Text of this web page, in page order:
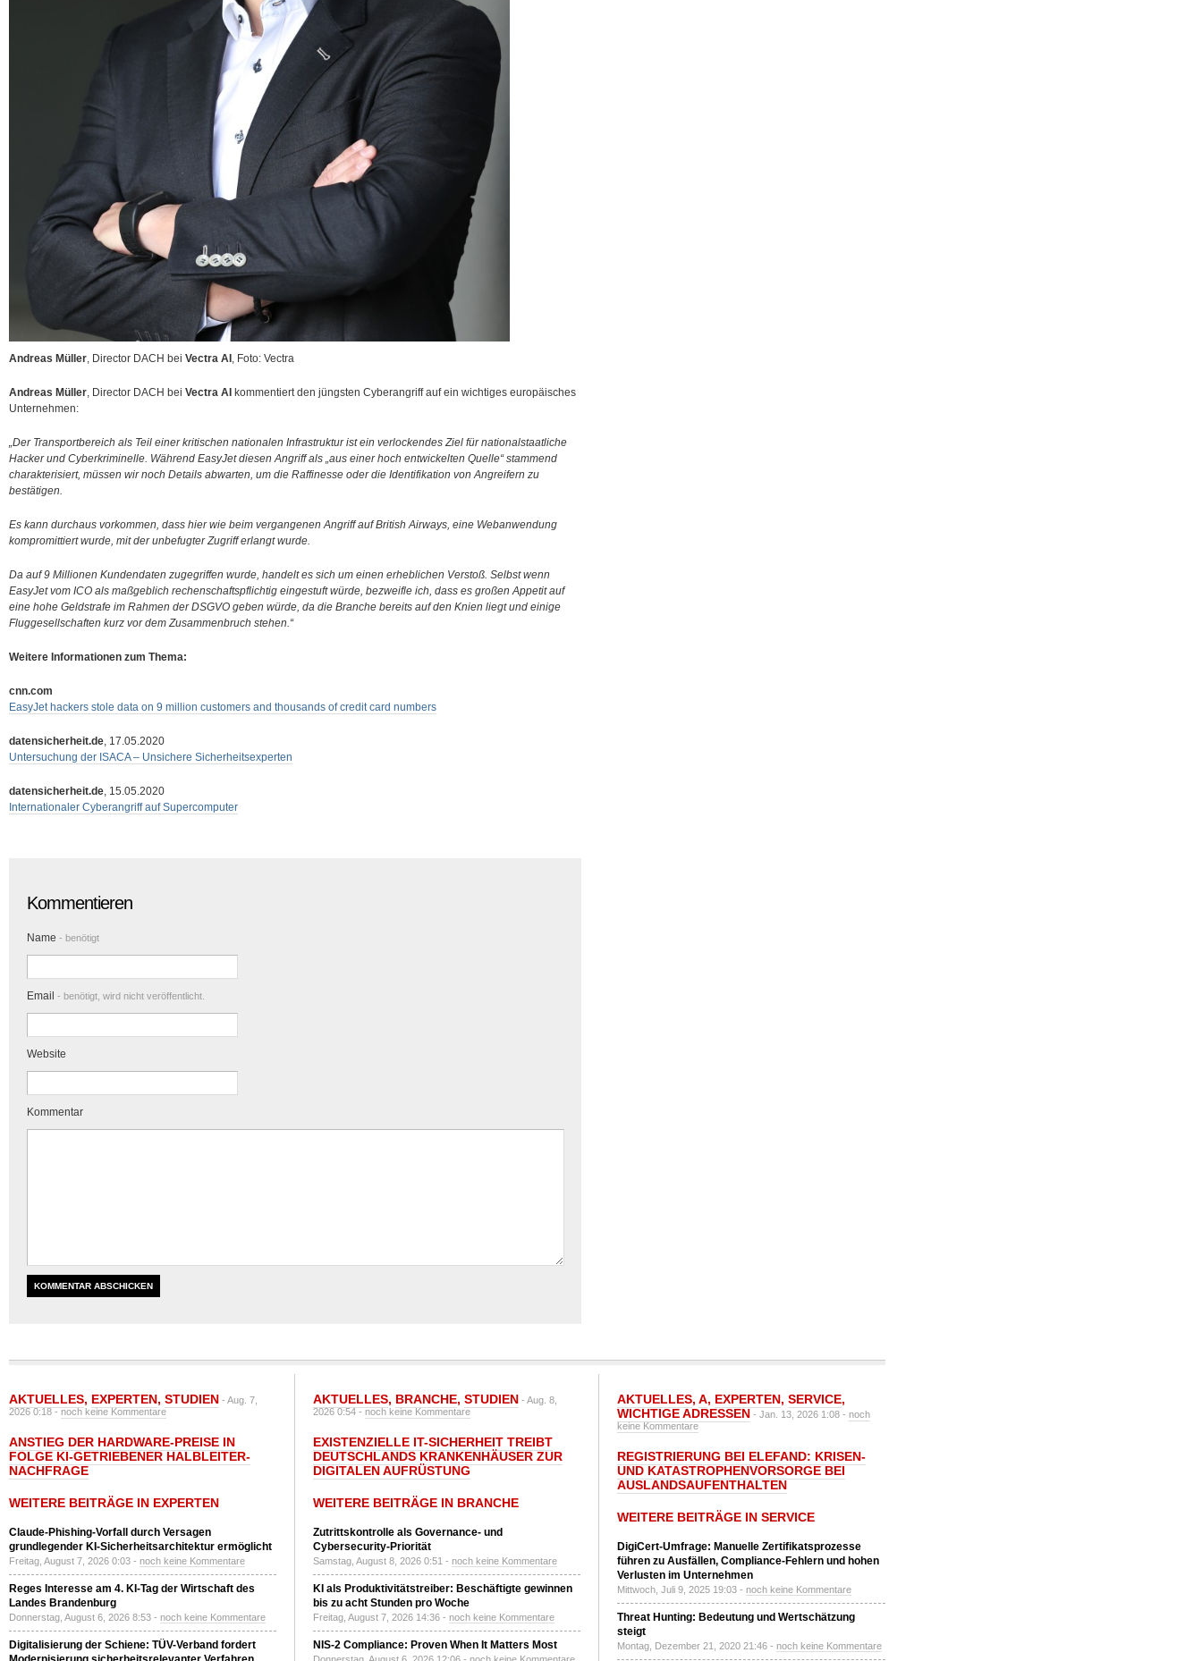
Andreas Müller, Director DACH bei Vectra AI , Foto: Vectra
Andreas Müller, Director DACH bei Vectra AI kommentiert den jüngsten Cyberangriff auf ein wichtiges europäisches
Unternehmen:
„Der Transportbereich als Teil einer kritischen nationalen Infrastruktur ist ein verlockendes Ziel für nationalstaatliche
Hacker und Cyberkriminelle. Während EasyJet diesen Angriff als „aus einer hoch entwickelten Quelle“ stammend
charakterisiert, müssen wir noch Details abwarten, um die Raffinesse oder die Identifikation von Angreifern zu
bestätigen.
Es kann durchaus vorkommen, dass hier wie beim vergangenen Angriff auf British Airways, eine Webanwendung
kompromittiert wurde, mit der unbefugter Zugriff erlangt wurde.
Da auf 9 Millionen Kundendaten zugegriffen wurde, handelt es sich um einen erheblichen Verstoß. Selbst wenn
EasyJet vom ICO als maßgeblich rechenschaftspflichtig eingestuft würde, bezweifle ich, dass es großen Appetit auf
eine hohe Geldstrafe im Rahmen der DSGVO geben würde, da die Branche bereits auf den Knien liegt und einige
Fluggesellschaften kurz vor dem Zusammenbruch stehen.“
Weitere Informationen zum Thema:
cnn.com
EasyJet hackers stole data on 9 million customers and thousands of credit card numbers
datensicherheit.de, 17.05.2020
Untersuchung der ISACA – Unsichere Sicherheitsexperten
datensicherheit.de, 15.05.2020
Internationaler Cyberangriff auf Supercomputer
Kommentieren
Name - benötigt
Email - benötigt, wird nicht veröffentlicht.
Website
Kommentar
AKTUELLES, EXPERTEN, STUDIEN - Aug. 7,
2026 0:18 -noch keine Kommentare
ANSTIEG DER HARDWARE-PREISE IN
FOLGE KI-GETRIEBENER HALBLEITER-
NACHFRAGE
WEITERE BEITRÄGE IN EXPERTEN
Claude-Phishing-Vorfall durch Versagen
grundlegender KI-Sicherheitsarchitektur ermöglicht
Freitag, August 7, 2026 0:03 - noch keine Kommentare
Reges Interesse am 4. KI-Tag der Wirtschaft des
Landes Brandenburg
Donnerstag, August 6, 2026 8:53 - noch keine Kommentare
Digitalisierung der Schiene: TÜV-Verband fordert
AKTUELLES, BRANCHE, STUDIEN - Aug. 8,
2026 0:54 -noch keine Kommentare
EXISTENZIELLE IT-SICHERHEIT TREIBT
DEUTSCHLANDS KRANKENHÄUSER ZUR
DIGITALEN AUFRÜSTUNG
WEITERE BEITRÄGE IN BRANCHE
Zutrittskontrolle als Governance- und
Cybersecurity-Priorität
Samstag, August 8, 2026 0:51 - noch keine Kommentare
KI als Produktivitätstreiber: Beschäftigte gewinnen
bis zu acht Stunden pro Woche
Freitag, August 7, 2026 14:36 - noch keine Kommentare
NIS-2 Compliance: Proven When It Matters Most
AKTUELLES, A, EXPERTEN, SERVICE,
WICHTIGE ADRESSEN - Jan. 13, 2026 1:08 - noch
keine Kommentare
REGISTRIERUNG BEI ELEFAND: KRISEN-
UND KATASTROPHENVORSORGE BEI
AUSLANDSAUFENTHALTEN
WEITERE BEITRÄGE IN SERVICE
DigiCert-Umfrage: Manuelle Zertifikatsprozesse
führen zu Ausfällen, Compliance-Fehlern und hohen
Verlusten im Unternehmen
Mittwoch, Juli 9, 2025 19:03 - noch keine Kommentare
Threat Hunting: Bedeutung und Wertschätzung
steigt
Montag, Dezember 21, 2020 21:46 - noch keine Kommentare